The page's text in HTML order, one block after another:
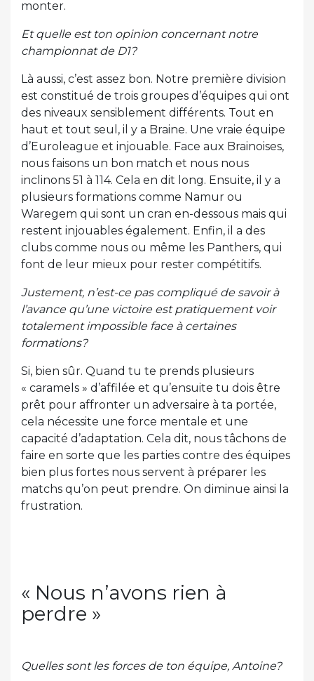
monter.
Et quelle est ton opinion concernant notre
championnat de D1?
Là aussi, c’est assez bon. Notre première division
est constitué de trois groupes d’équipes qui ont
des niveaux sensiblement différents. Tout en
haut et tout seul, il y a Braine. Une vraie équipe
d’Euroleague et injouable. Face aux Brainoises,
nous faisons un bon match et nous nous
inclinons 51 à 114. Cela en dit long. Ensuite, il y a
plusieurs formations comme Namur ou
Waregem qui sont un cran en-dessous mais qui
restent injouables également. Enfin, il a des
clubs comme nous ou même les Panthers, qui
font de leur mieux pour rester compétitifs.
Justement, n’est-ce pas compliqué de savoir à
l’avance qu’une victoire est pratiquement voir
totalement impossible face à certaines
formations?
Si, bien sûr. Quand tu te prends plusieurs
« caramels » d’affilée et qu’ensuite tu dois être
prêt pour affronter un adversaire à ta portée,
cela nécessite une force mentale et une
capacité d’adaptation. Cela dit, nous tâchons de
faire en sorte que les parties contre des équipes
bien plus fortes nous servent à préparer les
matchs qu’on peut prendre. On diminue ainsi la
frustration.
« Nous n’avons rien à
perdre »
Quelles sont les forces de ton équipe, Antoine?